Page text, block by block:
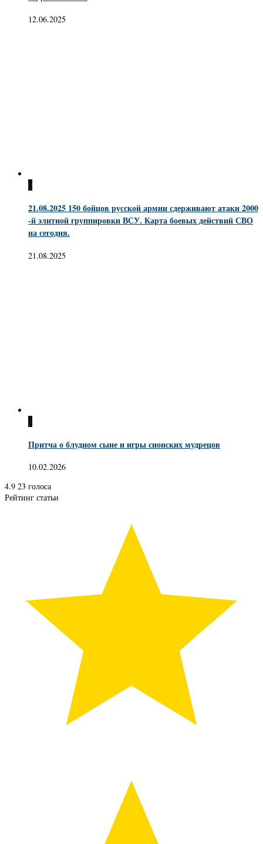
12.06.2025
0
21.08.2025 150 бойцов русской армии сдерживают атаки 2000
-й элитной группировки ВСУ. Карта боевых действий СВО
на сегодня.
21.08.2025
1
Притча о блудном сыне и игры сионских мудрецов
10.02.2026
4.9 23 голоса
Рейтинг статьи